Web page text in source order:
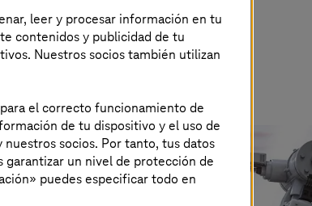
digital
leer y procesar información en tu
contenidos y publicidad de tu
Nuestros socios también utilizan
para el correcto funcionamiento de
de tu dispositivo y el uso de
socios. Por tanto, tus datos
garantizar un nivel de protección de
puedes especificar todo en